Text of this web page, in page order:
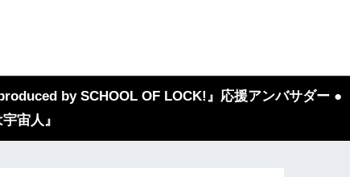
by SCHOOL OF LOCK!』応援アンバサダー ●
宙人』